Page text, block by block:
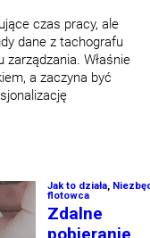
czas pracy, ale
dane z tachografu
Właśnie
a zaczyna być